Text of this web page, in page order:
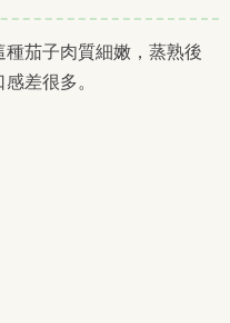
茄子肉質細嫩，蒸熟後
差很多。